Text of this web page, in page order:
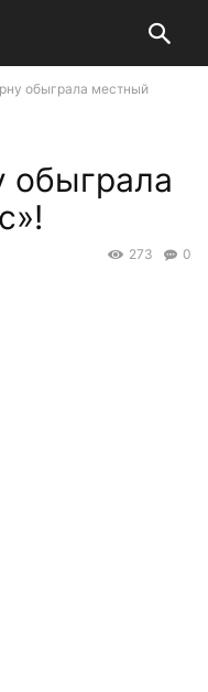
обыграла местный
обыграла
0
273